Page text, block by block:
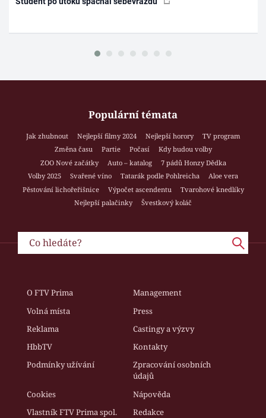
Populární témata
Jak zhubnout Nejlepší filmy 2024 Nejlepší horory
TV program
Změna času
Partie Počasí
Kdy budou volby
ZOO Nové začátky
Auto – katalog
7 pádů Honzy Dědka
Volby 2025
Svařené víno Tatarák podle Pohlreicha
Aloe vera
Pěstování lichořeřišnice
Výpočet ascendentu
Tvarohové knedlíky
Nejlepší palačinky
Švestkový koláč
O FTV Prima
Management
Volná místa
Press
Reklama
Castingy a výzvy
HbbTV
Kontakty
Podmínky užívání
Zpracování osobních
údajů
Cookies
Nápověda
Vlastník FTV Prima spol.
Redakce